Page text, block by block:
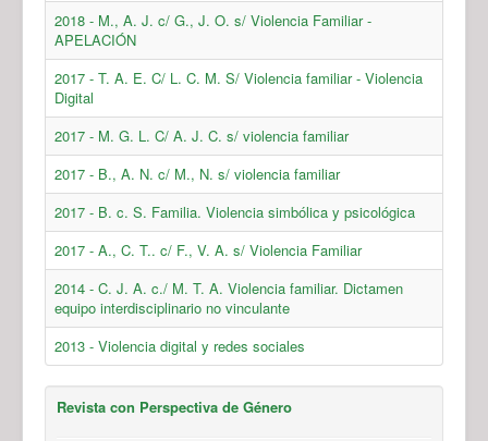
2018 - M., A. J. c/ G., J. O. s/ Violencia Familiar -
APELACIÓN
2017 - T. A. E. C/ L. C. M. S/ Violencia familiar - Violencia
Digital
2017 - M. G. L. C/ A. J. C. s/ violencia familiar
2017 - B., A. N. c/ M., N. s/ violencia familiar
2017 - B. c. S. Familia. Violencia simbólica y psicológica
2017 - A., C. T.. c/ F., V. A. s/ Violencia Familiar
2014 - C. J. A. c./ M. T. A. Violencia familiar. Dictamen
equipo interdisciplinario no vinculante
2013 - Violencia digital y redes sociales
Revista con Perspectiva de Género